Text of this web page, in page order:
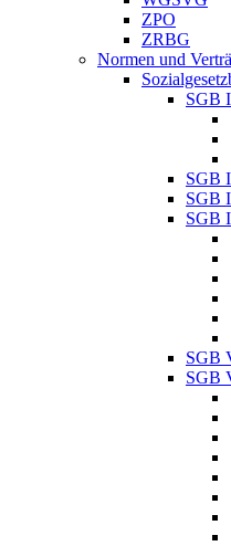
ZPO
ZRBG
Normen und
SGB I
SGB
SGB
SGB
SGB
SGB